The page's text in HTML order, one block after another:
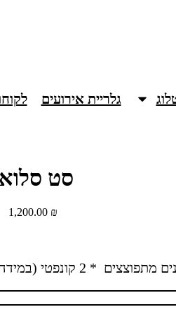
גלריית אירועים
סט
1,200.00 ₪